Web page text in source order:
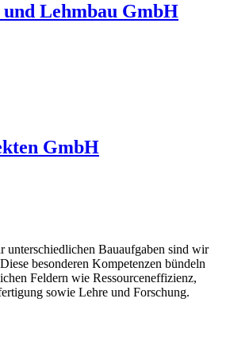
Lehmbau GmbH
GmbH
unterschiedlichen Bauaufgaben sind wir
besonderen Kompetenzen bündeln
Feldern wie Ressourceneffizienz,
sowie Lehre und Forschung.